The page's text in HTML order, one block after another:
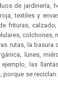
de jardinería,
textiles y
frituras,
colchones,
rutas, la
lunes,
las
se